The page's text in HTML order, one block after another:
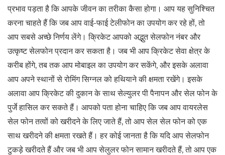
प्रभाव पड़ता है कि आपके जीवन का तरीका कैसा होगा। आप यह सुनिश्चित
करना चाहते हैं कि जब आप वाई-फाई टेलीफोन का उपयोग कर रहे हों, तो
आप सबसे अच्छे निर्णय लेंगे। क्रिकेट आपको अद्भुत सेलफोन नंबर और
उत्कृष्ट सेलफोन प्रदान कर सकता है। जब भी आप क्रिकेट सेवा क्षेत्र के
करीब होंगे, तब तक आप मोबाइल का उपयोग कर सकेंगे, और इसके अलावा
आप अपने स्थानों से रोमिंग सिग्नल को हथियाने की क्षमता रखेंगे। इसके
अलावा आप क्रिकेट की दुकान के साथ सेल्युलर पी पैनापन और सेल फोन के
पुर्जे हासिल कर सकते हैं। आपको पता होना चाहिए कि जब आप वायरलेस
सेल फोन तत्वों को खरीदने के लिए जाते हैं, तो आप सेल सेल फोन को एक
साथ खरीदने की क्षमता रखते हैं। हर कोई जानता है कि यदि आप सेलफोन
टुकड़े खरीदते हैं और जब भी आप सेलुलर फोन सामान खरीदते हैं, तो आप एक